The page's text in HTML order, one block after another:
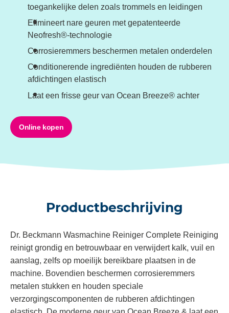
toegankelijke delen zoals trommels en leidingen
Elimineert nare geuren met gepatenteerde
Neofresh®-technologie
Corrosieremmers beschermen metalen onderdelen
Conditionerende ingrediënten houden de rubberen
afdichtingen elastisch
Laat een frisse geur van Ocean Breeze® achter
Online kopen
Productbeschrijving
Dr. Beckmann Wasmachine Reiniger Complete Reiniging
reinigt grondig en betrouwbaar en verwijdert kalk, vuil en
aanslag, zelfs op moeilijk bereikbare plaatsen in de
machine. Bovendien beschermen corrosieremmers
metalen stukken en houden speciale
verzorgingscomponenten de rubberen afdichtingen